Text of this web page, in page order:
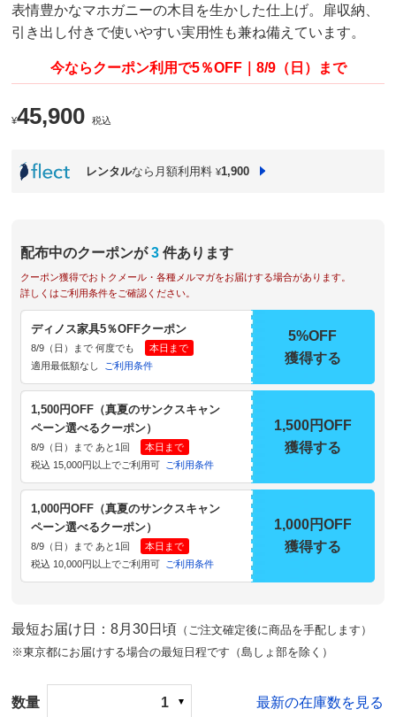
表情豊かなマホガニーの木目を生かした仕上げ。扉収納、
引き出し付きで使いやすい実用性も兼ね備えています。
今ならクーポン利用で5％OFF｜8/9（日）まで
¥45,900 税込
レンタルなら月額利用料 ¥1,900
配布中のクーポンが 3 件あります
クーポン獲得でおトクメール・各種メルマガをお届けする場合があります。
詳しくはご利用条件をご確認ください。
ディノス家具5％OFFクーポン
8/9（日）まで 何度でも
本日まで
適用最低額なし
ご利用条件
5%OFF
獲得する
1,500円OFF（真夏のサンクスキャン
ペーン選べるクーポン）
8/9（日）まで あと1回
本日まで
税込 15,000円以上でご利用可 ご利用条件
1,500円OFF
獲得する
1,000円OFF（真夏のサンクスキャン
ペーン選べるクーポン）
8/9（日）まで あと1回
本日まで
税込 10,000円以上でご利用可 ご利用条件
1,000円OFF
獲得する
最短お届け日：8月30日頃 （ご注文確定後に商品を手配します）
※東京都にお届けする場合の最短日程です（島しょ部を除く）
数量 1 最新の在庫数を見る